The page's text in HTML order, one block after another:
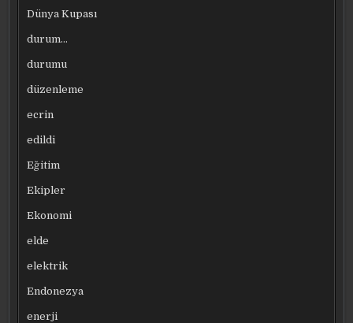
Dünya Kupası
durum…
durumu
düzenleme
ecrin
edildi
Eğitim
Ekipler
Ekonomi
elde
elektrik
Endonezya
enerji